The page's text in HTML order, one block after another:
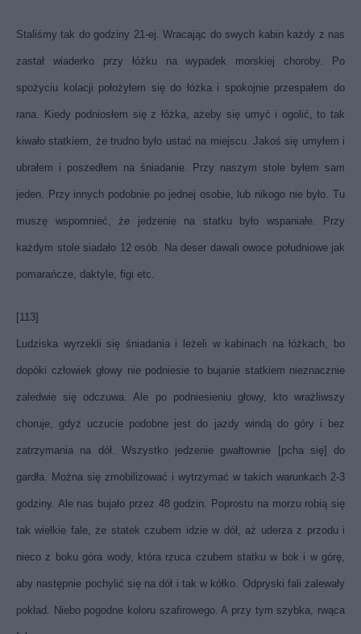
Staliśmy tak do godziny 21-ej. Wracając do swych kabin każdy z nas
zastał wiaderko przy łóżku na wypadek morskiej choroby. Po
spożyciu kolacji położyłem się do łóżka i spokojnie przespałem do
rana. Kiedy podniosłem się z łóżka, ażeby się umyć i ogolić, to tak
kiwało statkiem, że trudno było ustać na miejscu. Jakoś się umyłem i
ubrałem i poszedłem na śniadanie. Przy naszym stole byłem sam
jeden. Przy innych podobnie po jednej osobie, lub nikogo nie było. Tu
muszę wspomnieć, że jedzenie na statku było wspaniałe. Przy
każdym stole siadało 12 osób. Na deser dawali owoce południowe jak
pomarańcze, daktyle, figi etc.
[113]
Ludziska wyrzekli się śniadania i leżeli w kabinach na łóżkach, bo
dopóki człowiek głowy nie podniesie to bujanie statkiem nieznacznie
zaledwie się odczuwa. Ale po podniesieniu głowy, kto wrażliwszy
choruje, gdyż uczucie podobne jest do jazdy windą do góry i bez
zatrzymania na dół. Wszystko jedzenie gwałtownie [pcha się] do
gardła. Można się zmobilizować i wytrzymać w takich warunkach 2-3
godziny. Ale nas bujało przez 48 godzin. Poprostu na morzu robią się
tak wielkie fale, że statek czubem idzie w dół, aż uderza z przodu i
nieco z boku góra wody, która rzuca czubem statku w bok i w górę,
aby następnie pochylić się na dół i tak w kółko. Odpryski fali zalewały
pokład. Niebo pogodne koloru szafirowego. A przy tym szybka, rwąca